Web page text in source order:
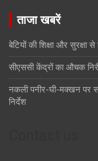
ताजा खबरें
बेटियों की शिक्षा और सुरक्षा
सीएससी केंद्रों का औचक
नकली पनीर-घी-मक्खन पर
निर्देश